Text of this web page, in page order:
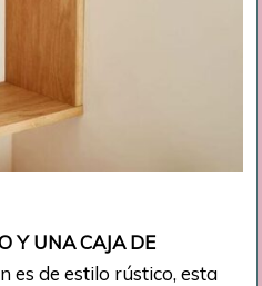
Y UNA CAJA DE
es de estilo rústico, esta